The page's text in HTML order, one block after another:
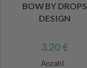
BOW BY DROPS
DESIGN
3.20 €
Anzahl